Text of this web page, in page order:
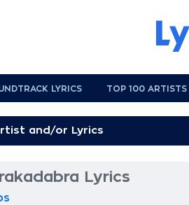
LYRICS TOP 100 ARTISTS
Lyrics